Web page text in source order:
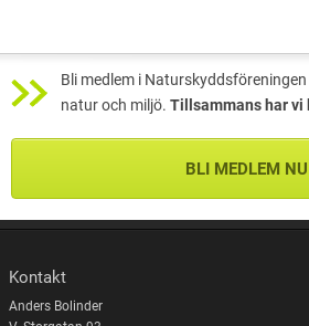
Bli medlem i
natur och miljö. Tillsammans har
BLI MEDLEM NU
Kontakt
Anders Bolinder